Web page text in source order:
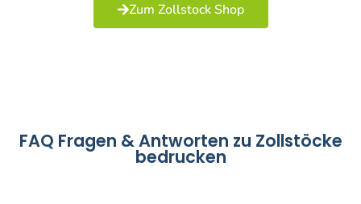
Zum Zollstock Shop
FAQ Fragen & Antworten zu Zollstöcke
bedrucken